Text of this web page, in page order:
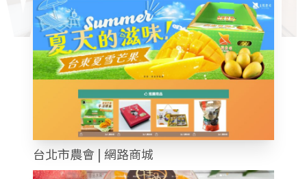
台北市農會 | 網路商城